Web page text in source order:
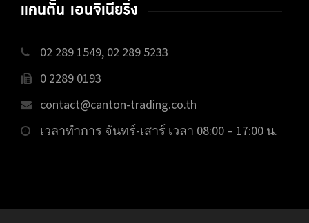
แคนตั้น เอนจิเนียริ่ง
02 289 1549, 02 289 5233
0 2289 0193
contact@canton-trading.co.th
เวลาทำการ จันทร์-เสาร์ เวลา 08:00 – 17:00 น.